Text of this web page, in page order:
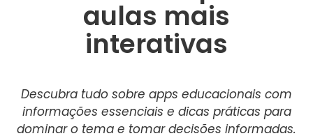
aulas mais
interativas
Descubra tudo sobre apps educacionais com
informações essenciais e dicas práticas para
dominar o tema e tomar decisões informadas.